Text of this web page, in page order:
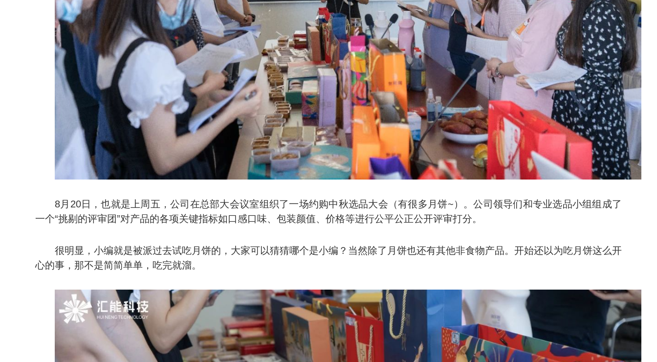
8月20日，也就是上周五，公司在总部大会议室组织了一场约购中秋选品大会（有很多月饼~）。公司领导们和专业选品小组组成了
一个“挑剔的评审团”对产品的各项关键指标如口感口味、包装颜值、价格等进行公平公正公开评审打分。
很明显，小编就是被派过去试吃月饼的，大家可以猜猜哪个是小编？当然除了月饼也还有其他非食物产品。开始还以为吃月饼这么开
心的事，那不是简简单单，吃完就溜。